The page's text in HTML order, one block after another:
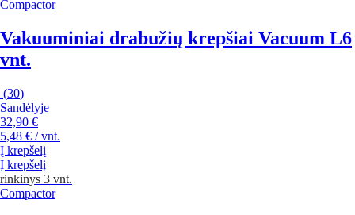
Compactor
Vakuuminiai drabužių krepšiai Vacuum L6
vnt.
(30)
Sandėlyje
32,90 €
5,48 € / vnt.
Į krepšelį
Į krepšelį
rinkinys 3 vnt.
Compactor